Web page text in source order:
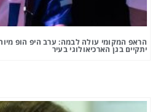
הראפ המקומי עולה לבמה: ערב היפ הופ
יתקיים בגן הארכיאולוגי בעיר